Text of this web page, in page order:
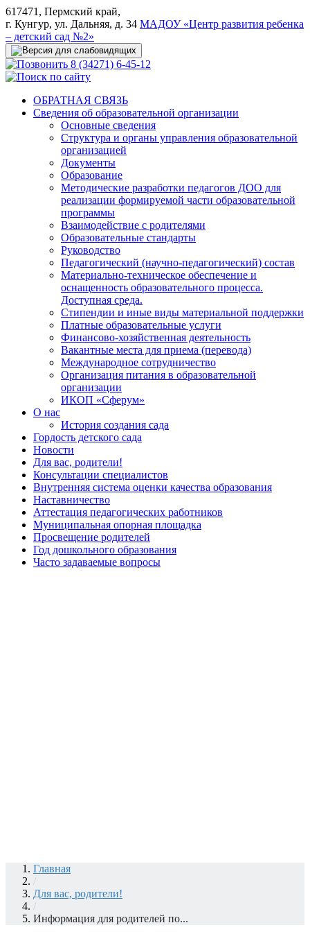
617471, Пермский край,
г. Кунгур, ул. Дальняя, д. 34 МАДОУ «Центр развития ребенка
– детский сад №2»
8 (34271) 6-45-12
ОБРАТНАЯ СВЯЗЬ
Сведения об образовательной организации
Основные сведения
Структура и органы управления образовательной
организацией
Документы
Образование
Методические разработки педагогов ДОО для
реализации формируемой части образовательной
программы
Взаимодействие с родителями
Образовательные стандарты
Руководство
Педагогический (научно-педагогический) состав
Материально-техническое обеспечение и
оснащенность образовательного процесса.
Доступная среда.
Стипендии и иные виды материальной поддержки
Платные образовательные услуги
Финансово-хозяйственная деятельность
Вакантные места для приема (перевода)
Международное сотрудничество
Организация питания в образовательной
организации
ИКОП «Сферум»
О нас
История создания сада
Гордость детского сада
Новости
Для вас, родители!
Консультации специалистов
Внутренняя система оценки качества образования
Наставничество
Аттестация педагогических работников
Муниципальная опорная площадка
Просвещение родителей
Год дошкольного образования
Часто задаваемые вопросы
Главная
/
Для вас, родители!
/
Информация для родителей по...